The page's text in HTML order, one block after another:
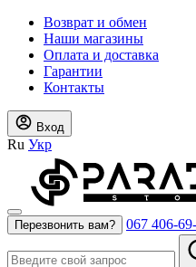
Возврат и обмен
Наши магазины
Оплата и доставка
Гарантии
Контакты
Вход
Ru Укр
Перезвонить вам? 067 406-